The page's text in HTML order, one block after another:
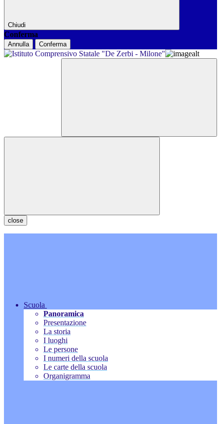
Chiudi
Conferma
Annulla Conferma
close
Scuola
Panoramica
Presentazione
La storia
I luoghi
Le persone
I numeri della scuola
Le carte della scuola
Organigramma